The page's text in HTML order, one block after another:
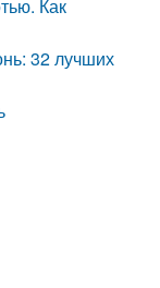
Как
32 лучших